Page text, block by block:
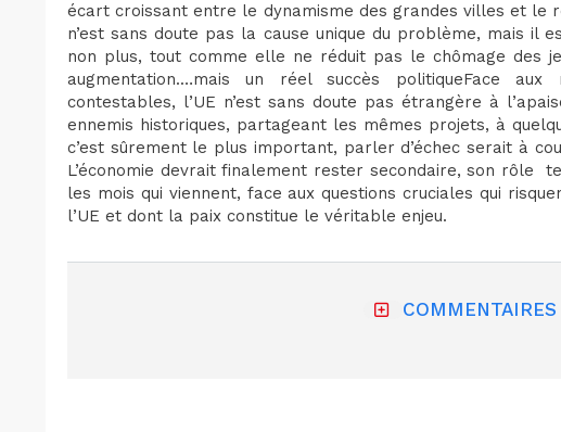
écart croissant entre le dynamisme des grandes villes et le
n’est sans doute pas la cause unique du problème, mais il
non plus, tout comme elle ne réduit pas le chômage des
augmentation.…mais un réel succès politiqueFace aux
contestables, l’UE n’est sans doute pas étrangère à
ennemis historiques, partageant les mêmes projets, à
c’est sûrement le plus important, parler d’échec serait à
L’économie devrait finalement rester secondaire, son rôle
les mois qui viennent, face aux questions cruciales qui
l’UE et dont la paix constitue le véritable enjeu.
COMMENTAIRES